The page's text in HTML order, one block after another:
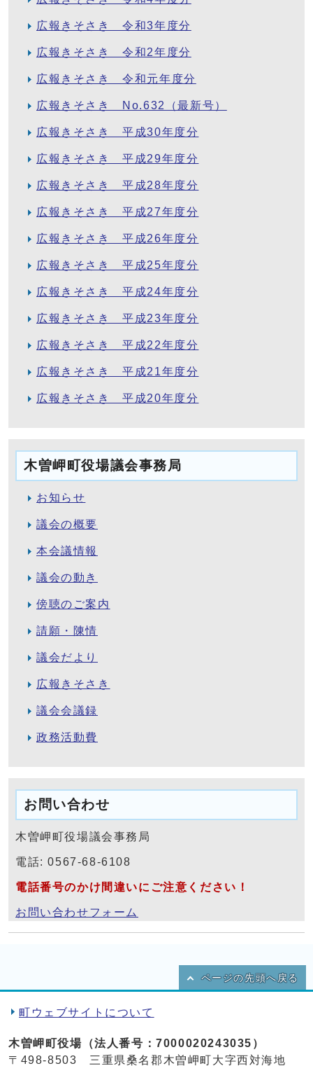
広報きそさき 令和3年度分
広報きそさき 令和2年度分
広報きそさき 令和元年度分
広報きそさき No.632（最新号）
広報きそさき 平成30年度分
広報きそさき 平成29年度分
広報きそさき 平成28年度分
広報きそさき 平成27年度分
広報きそさき 平成26年度分
広報きそさき 平成25年度分
広報きそさき 平成24年度分
広報きそさき 平成23年度分
広報きそさき 平成22年度分
広報きそさき 平成21年度分
広報きそさき 平成20年度分
木曽岬町役場議会事務局
お知らせ
議会の概要
本会議情報
議会の動き
傍聴のご案内
請願・陳情
議会だより
広報きそさき
議会会議録
政務活動費
お問い合わせ
木曽岬町役場議会事務局
電話: 0567-68-6108
電話番号のかけ間違いにご注意ください！
お問い合わせフォーム
ページの先頭へ戻る
町ウェブサイトについて
木曽岬町役場（法人番号：7000020243035）
〒498-8503 三重県桑名郡木曽岬町大字西対海地